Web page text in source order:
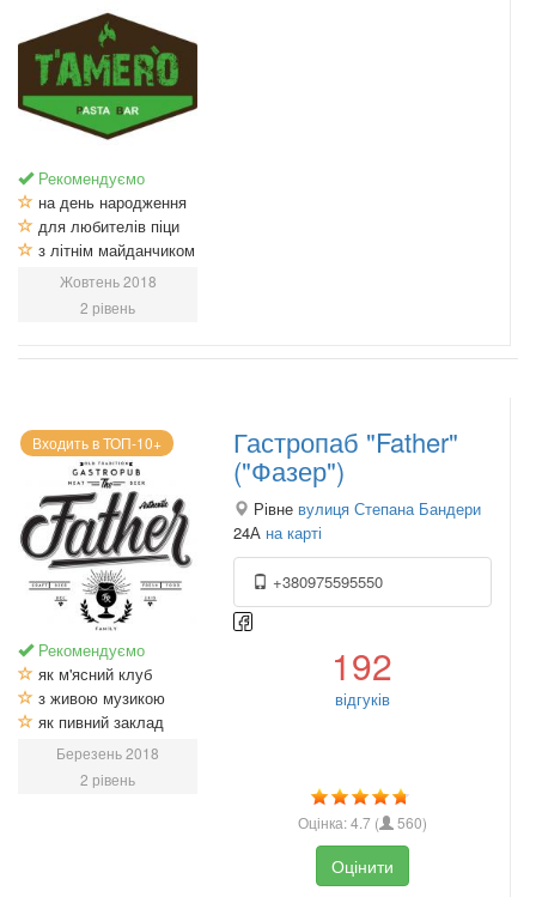
Рекомендуємо
на день народження
для любителів піци
з літнім майданчиком
Жовтень 2018
2 рівень
Входить в ТОП-10+
Рекомендуємо
як м'ясний клуб
з живою музикою
як пивний заклад
Березень 2018
2 рівень
Гастропаб "Father"
("Фазер")
Рівне вулиця Степана Бандери
24А на карті
+380975595550
192
відгуків
Оцінка:4.7 ( 560)
Оцінити